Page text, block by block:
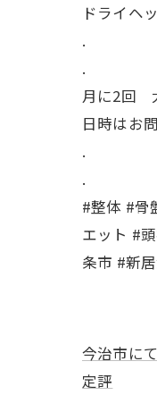
ドライヘ
.
.
月に2回
日時はお
.
.
#整体 #骨
エット #
条市 #新
今治市に
定評